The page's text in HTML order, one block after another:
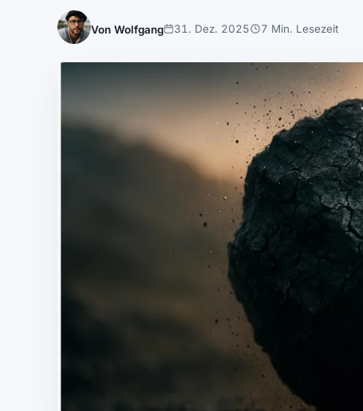
Von Wolfgang 31. Dez. 2025 7 Min. Lesezeit